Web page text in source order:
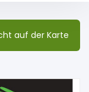
auf der Karte